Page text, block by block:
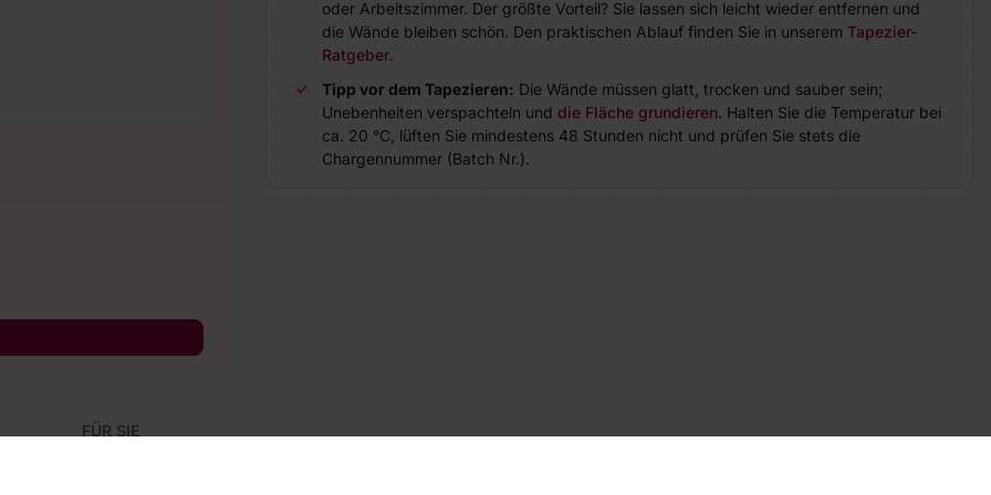
oder Arbeitszimmer. Der größte Vorteil? Sie lassen sich leicht wieder entfernen und
die Wände bleiben schön. Den praktischen Ablauf finden Sie in unserem Tapezier-
Ratgeber.
Tipp vor dem Tapezieren: Die Wände müssen glatt, trocken und sauber sein;
Unebenheiten verspachteln und die Fläche grundieren. Halten Sie die Temperatur bei
ca. 20 °C, lüften Sie mindestens 48 Stunden nicht und prüfen Sie stets die
Chargennummer (Batch Nr.).
FÜR SIE